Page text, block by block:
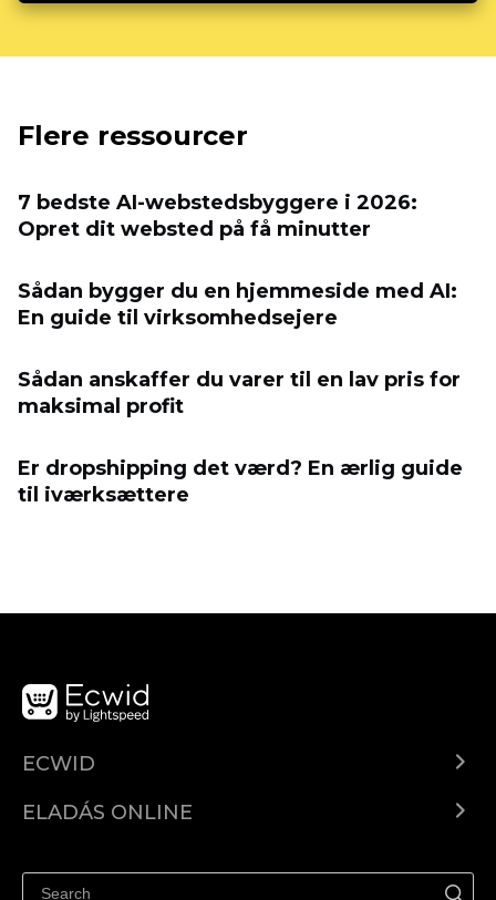
Flere ressourcer
7 bedste AI-webstedsbyggere i 2026:
Opret dit websted på få minutter
Sådan bygger du en hjemmeside med AI:
En guide til virksomhedsejere
Sådan anskaffer du varer til en lav pris for
maksimal profit
Er dropshipping det værd? En ærlig guide
til iværksættere
ECWID
Árkalkuláció
ELADÁS ONLINE
Eladás a Facebookon